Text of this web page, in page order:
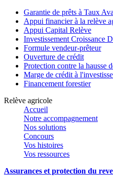
Garantie de prêts à Taux
Appui financier à la relève
Appui Capital Relève
Investissement Croissance
Formule vendeur-prêteur
Ouverture de crédit
Protection contre la hausse
Marge de crédit à
Financement forestier
Relève agricole
Accueil
Notre accompagnement
Nos solutions
Concours
Vos histoires
Vos ressources
Assurances et protection du